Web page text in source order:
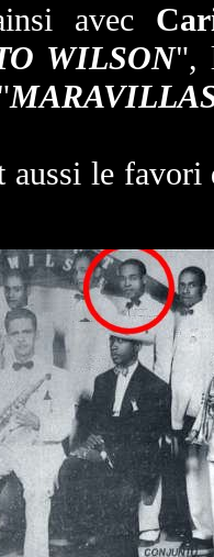
avec
WILSON",
aussi le favori